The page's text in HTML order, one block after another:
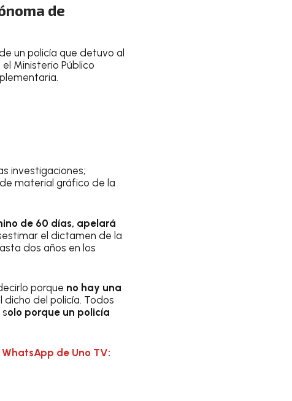
de
un policía que detuvo al
Ministerio Público
investigaciones;
material gráfico de la
de 60 días, apelará
el dictamen de la
dos años en los
porque no hay una
del policía. Todos
olo porque un policía
de Uno TV: